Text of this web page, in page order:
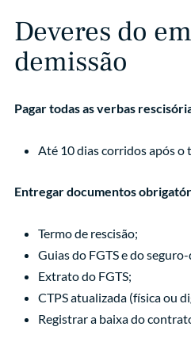
Deveres do
demissão
Pagar todas as verbas
Até 10 dias corridos após
Entregar documentos
Termo de rescisão;
Guias do FGTS e do
Extrato do FGTS;
CTPS atualizada (física ou
Registrar a baixa do